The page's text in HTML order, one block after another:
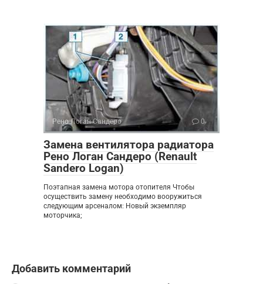
Рено Логан Сандеро 0
Замена вентилятора радиатора
Рено Логан Сандеро (Renault
Sandero Logan)
Поэтапная замена мотора отопителя Чтобы
осуществить замену необходимо вооружиться
следующим арсеналом: Новый экземпляр
моторчика;
Добавить комментарий